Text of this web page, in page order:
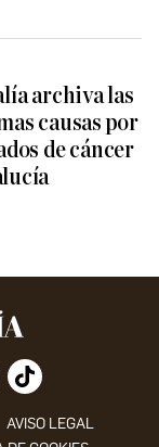
archiva las
causas por
de cáncer
AVISO LEGAL